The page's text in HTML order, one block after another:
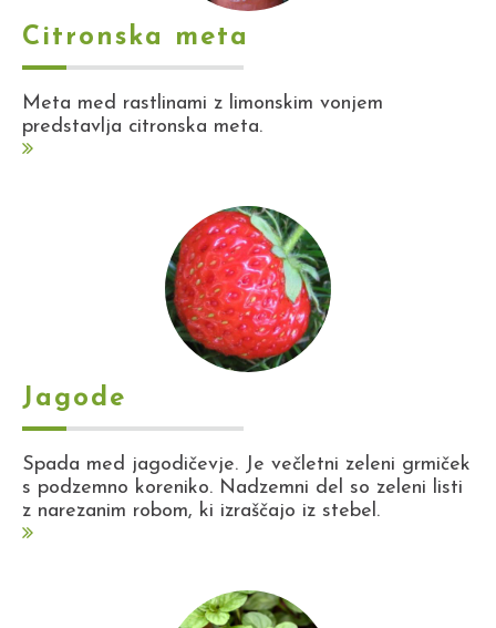
Citronska meta
Meta med rastlinami z limonskim vonjem
predstavlja citronska meta.
Jagode
Spada med jagodičevje. Je večletni zeleni grmiček
s podzemno koreniko. Nadzemni del so zeleni listi
z narezanim robom, ki izraščajo iz stebel.